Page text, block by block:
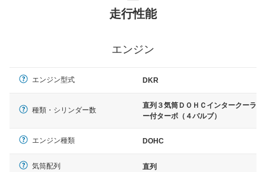
走行性能
エンジン
エンジン型式 DKR
種類・シリンダー数
直列３気筒ＤＯＨＣインタークーラ
ー付ターボ（４バルブ）
エンジン種類 DOHC
気筒配列 直列